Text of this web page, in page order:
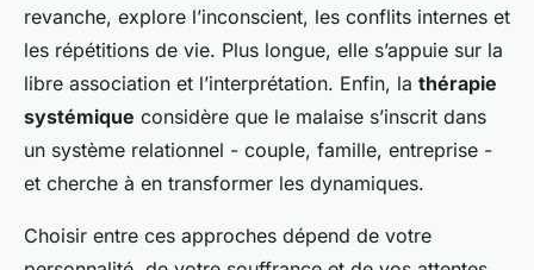
revanche, explore l’inconscient, les conflits internes et
les répétitions de vie. Plus longue, elle s’appuie sur la
libre association et l’interprétation. Enfin, la thérapie
systémique considère que le malaise s’inscrit dans
un système relationnel - couple, famille, entreprise -
et cherche à en transformer les dynamiques.
Choisir entre ces approches dépend de votre